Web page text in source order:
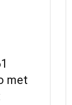
met